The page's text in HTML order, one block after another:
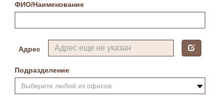
ФИО/Наименование
Адрес
Подразделение
Выберите любой из офисов